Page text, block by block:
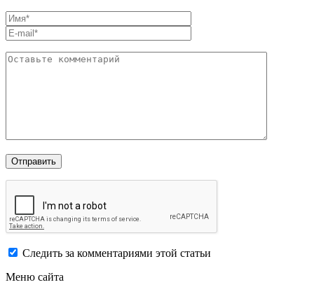
Следить за комментариями этой статьи
Меню сайта